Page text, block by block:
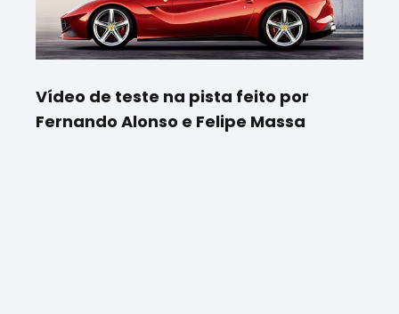
Vídeo de teste na pista feito por
Fernando Alonso e Felipe Massa